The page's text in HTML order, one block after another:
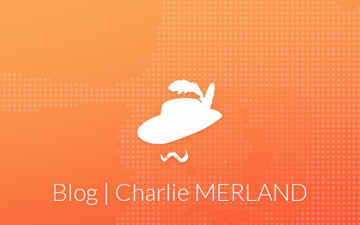
Blog | Charlie MERLAND